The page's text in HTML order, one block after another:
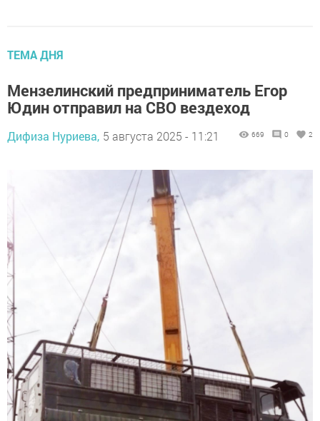
ТЕМА ДНЯ
Мензелинский предприниматель Егор
Юдин отправил на СВО вездеход
Дифиза Нуриева, 5 августа 2025 - 11:21 669 0 2